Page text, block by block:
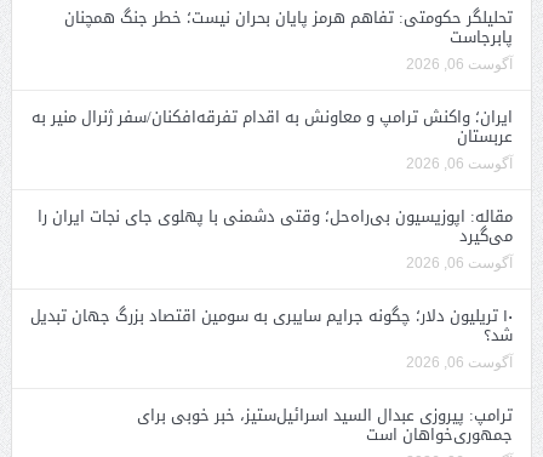
تحلیلگر حکومتی: تفاهم هرمز پایان بحران نیست؛ خطر جنگ همچنان
پابرجاست
آگوست 06, 2026
ایران؛ واکنش ترامپ و معاونش به اقدام تفرقه‌افکنان/سفر ژنرال منیر به
عربستان
آگوست 06, 2026
مقاله: اپوزیسیون بی‌راه‌حل؛ وقتی دشمنی با پهلوی جای نجات ایران را
می‌گیرد
آگوست 06, 2026
۱۰ تریلیون دلار؛ چگونه جرایم سایبری به سومین اقتصاد بزرگ جهان تبدیل
شد؟
آگوست 06, 2026
ترامپ: پیروزی عبدال السید اسرائیل‌ستیز، خبر خوبی برای
جمهوری‌خواهان است